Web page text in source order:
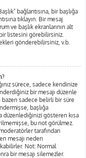
bağlantısına, bir başlığa
tıklayın. Bir mesaj
ve başlık ekranlarının alt
listesini görebilirsiniz.
gönderebilirsiniz, v.b.
sürece, sadece kendinize
bir mesajı düzenle
bazen sadece belirli bir süre
başlığa
düzenlediğinizi gösteren kısa
bu not görülmez.
tarafından
mesajı neden
Not: Normal
bir mesajı silemezler.